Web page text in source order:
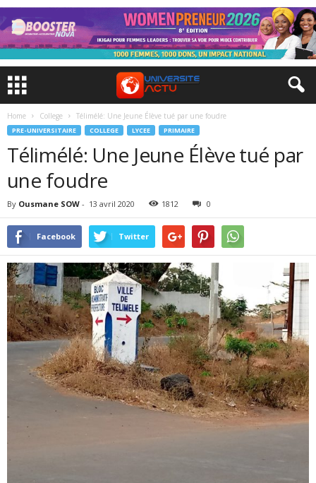
Home College Télimélé: Une Jeune Élève tué par une foudre
PRE-UNIVERSITAIRE COLLEGE LYCEE PRIMAIRE
Télimélé: Une Jeune Élève tué par
une foudre
By Ousmane SOW - 13 avril 2020 1812 0
Facebook Twitter